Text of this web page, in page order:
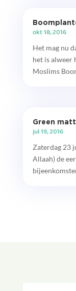
okt 18, 2016
Het mag nu
het is alweer
Moslims
Green
jul 19, 2016
Zaterdag 23
Allaah) de